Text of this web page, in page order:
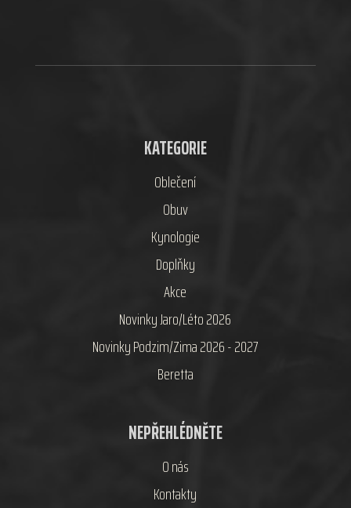
KATEGORIE
Oblečení
Obuv
Kynologie
Doplňky
Akce
Novinky Jaro/Léto 2026
Novinky Podzim/Zima 2026 - 2027
Beretta
NEPŘEHLÉDNĚTE
O nás
Kontakty